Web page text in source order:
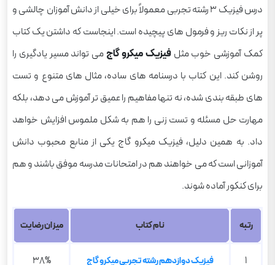
درس فیزیک 3 رشته تجربی معمولاً برای خیلی از دانش آموزان چالشی و
پر از نکات ریز و فرمول های پیچیده است. اینجاست که داشتن یک کتاب
کمک آموزشی خوب مثلفیزیک میکرو گاج می تواند مسیر یادگیری را
روشن کند. این کتاب با درسنامه های ساده، مثال های متنوع و تست
های طبقه بندی شده، نه تنها مفاهیم را عمیق تر آموزش می دهد، بلکه
مهارت حل مسئله و تست زنی را هم به شکل ملموس افزایش خواهد
داد. به همین دلیل، فیزیک میکرو گاج یکی از منابع محبوب دانش
آموزانی است که می خواهند هم در امتحانات مدرسه موفق باشند و هم
برای کنکور آماده شوند.
رتبه نام کتاب میزان رضایت
1 فیزیک دوازدهم رشته تجربی میکرو گاج 38%